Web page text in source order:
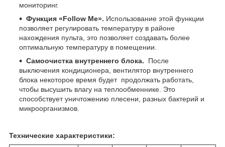
мониторинг.
Функция «Follow Me». Использование этой функции
позволяет регулировать температуру в районе
нахождения пульта, это позволяет создавать более
оптимальную температуру в помещении.
Самоочистка внутреннего блока.
После
выключения кондиционера, вентилятор внутреннего
блока некоторое время будет продолжать работать,
чтобы высушить влагу на теплообменнике. Это
способствует уничтожению плесени, разных бактерий и
микроорганизмов.
Технические характеристики: